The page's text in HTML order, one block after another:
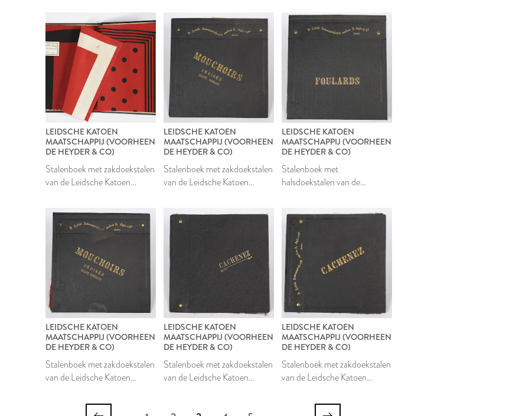
LEIDSCHE KATOEN
MAATSCHAPPIJ (VOORHEEN
DE HEYDER & CO)
Stalenboek met zakdoekstalen
van de Leidsche Katoen
LEIDSCHE KATOEN
MAATSCHAPPIJ (VOORHEEN
DE HEYDER & CO)
Stalenboek met zakdoekstalen
van de Leidsche Katoen
LEIDSCHE KATOEN
MAATSCHAPPIJ (VOORHEEN
DE HEYDER & CO)
Stalenboek met
halsdoekstalen van de
LEIDSCHE KATOEN
MAATSCHAPPIJ (VOORHEEN
DE HEYDER & CO)
Stalenboek met zakdoekstalen
van de Leidsche Katoen
LEIDSCHE KATOEN
MAATSCHAPPIJ (VOORHEEN
DE HEYDER & CO)
Stalenboek met zakdoekstalen
van de Leidsche Katoen
LEIDSCHE KATOEN
MAATSCHAPPIJ (VOORHEEN
DE HEYDER & CO)
Stalenboek met zakdoekstalen
van de Leidsche Katoen